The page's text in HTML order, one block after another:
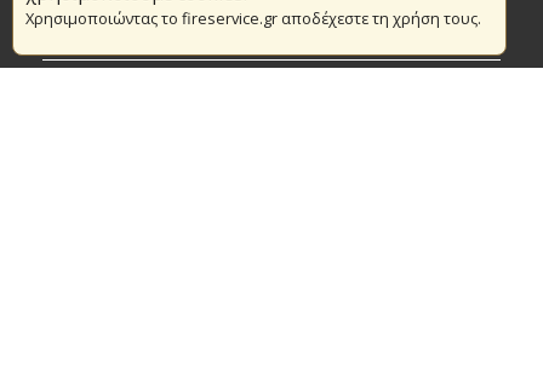
Χρησιμοποιώντας το fireservice.gr αποδέχεστε τη χρήση τους.